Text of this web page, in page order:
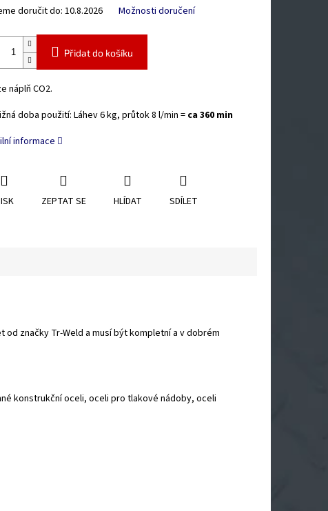
doručit do:10.8.2026 Možnosti doručení
Přidat do košíku
náplň CO2.
doba použití: Láhev 6 kg, průtok 8 l/min =ca 360 min
informace
ZEPTAT SE HLÍDAT SDÍLET
od značky Tr-Weld a musí být kompletní a v dobrém
konstrukční oceli, oceli pro tlakové nádoby, oceli